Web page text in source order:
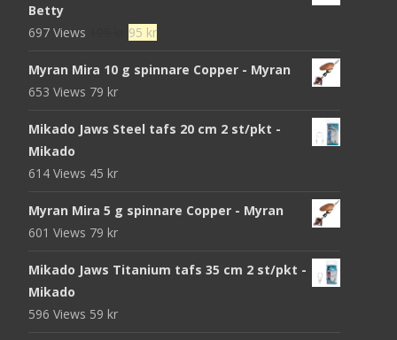
Betty
697 Views
Det
priset
95 krDet
priset
Myran Mira 10 g spinnare Copper - Myran
653 Views 79 kr
Mikado Jaws Steel tafs 20 cm 2 st/pkt -
Mikado
614 Views 45 kr
Myran Mira 5 g spinnare Copper - Myran
601 Views 79 kr
Mikado Jaws Titanium tafs 35 cm 2 st/pkt -
Mikado
596 Views 59 kr